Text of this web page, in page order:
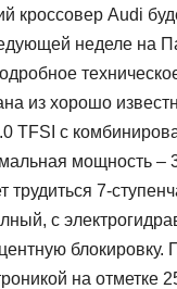
кроссовер Audi
неделе на
из хорошо
TFSI с
мощность
трудиться 7-
с
на отметке